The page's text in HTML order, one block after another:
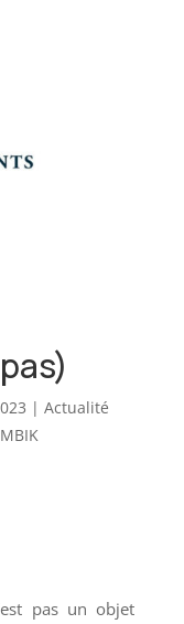
| Actualité
pas un objet